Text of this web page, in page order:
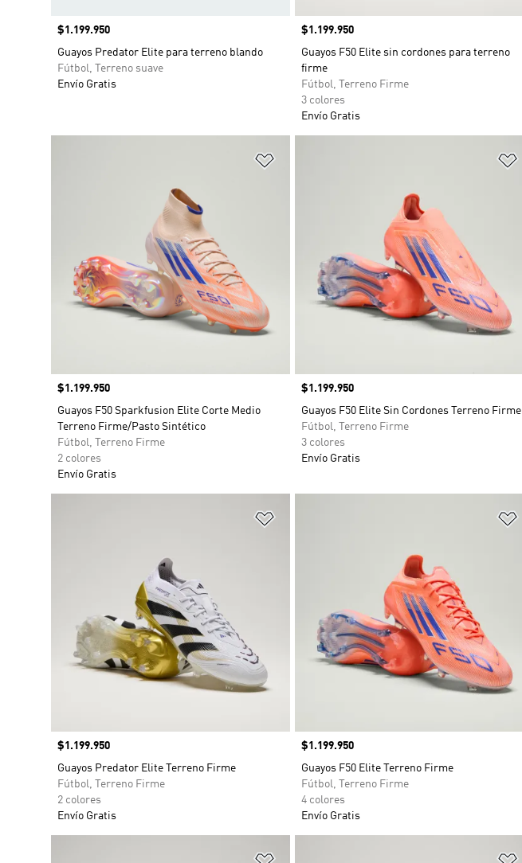
Precio
$1.199.950
Guayos Predator Elite para terreno blando
Fútbol, Terreno suave
Envío Gratis
Precio
$1.199.950
Guayos F50 Elite sin cordones para terreno
firme
Fútbol, Terreno Firme
3 colores
Envío Gratis
Precio
$1.199.950
Guayos F50 Sparkfusion Elite Corte Medio
Terreno Firme/Pasto Sintético
Fútbol, Terreno Firme
2 colores
Envío Gratis
Precio
$1.199.950
Guayos F50 Elite Sin Cordones Terreno Firme
Fútbol, Terreno Firme
3 colores
Envío Gratis
Precio
$1.199.950
Guayos Predator Elite Terreno Firme
Fútbol, Terreno Firme
2 colores
Envío Gratis
Precio
$1.199.950
Guayos F50 Elite Terreno Firme
Fútbol, Terreno Firme
4 colores
Envío Gratis